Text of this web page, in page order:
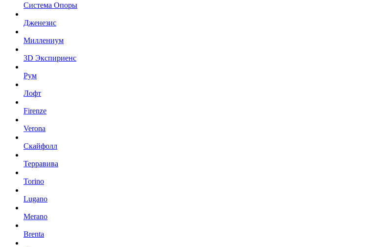
Система Опоры
Дженезис
Миллениум
3D Экспириенс
Рум
Лофт
Firenze
Verona
Скайфолл
Терравива
Torino
Lugano
Merano
Brenta